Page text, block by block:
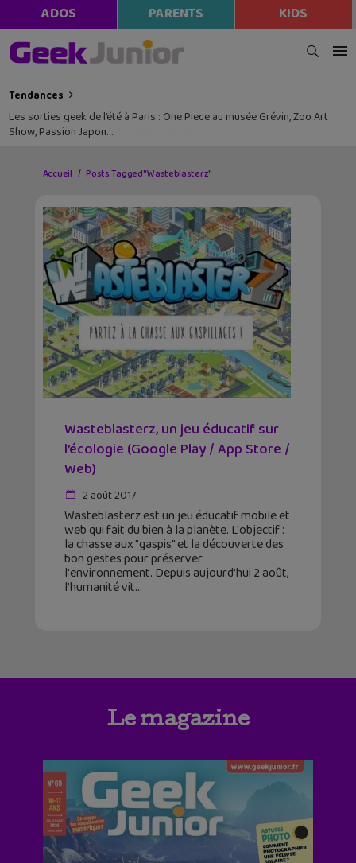
ADOS PARENTS KIDS
Tendances
Les sorties geek de l’été à Paris : One Piece au musée Grévin, Zoo Art
Show, Passion Japon…
Accueil Posts Tagged "Wasteblasterz"
Wasteblasterz, un jeu éducatif sur
l’écologie (Google Play / App Store /
Web)
2 août 2017
Wasteblasterz est un jeu éducatif mobile et
web qui fait du bien à la planète. L'objectif :
la chasse aux "gaspis" et la découverte des
bon gestes pour préserver
l'environnement. Depuis aujourd'hui 2 août,
l’humanité vit
Le magazine